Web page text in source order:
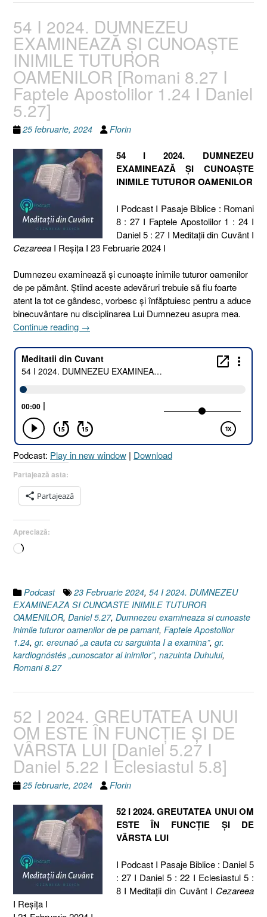
54 I 2024. DUMNEZEU
EXAMINEAZĂ ȘI CUNOAȘTE
INIMILE TUTUROR
OAMENILOR [Romani 8.27 I
Faptele Apostolilor 1.24 I Daniel
5.27]
25 februarie, 2024 Florin
54 I 2024. DUMNEZEU
EXAMINEAZĂ ȘI CUNOAȘTE
INIMILE TUTUROR OAMENILOR
I Podcast I Pasaje Biblice : Romani
8 : 27 I Faptele Apostolilor 1 : 24 I
Daniel 5 : 27 I Meditaţii din Cuvânt I
Cezareea I Reşiţa I 23 Februarie 2024 I
Dumnezeu examinează și cunoaște inimile tuturor oamenilor
de pe pământ. Știind aceste adevăruri trebuie să fiu foarte
atent la tot ce gândesc, vorbesc și înfăptuiesc pentru a aduce
binecuvântare nu disciplinarea Lui Dumnezeu asupra mea.
Continue reading „54
2024.
DUMNEZEU
EXAMINEAZĂ
TUTUROR
OAMENILOR
[Romani
→
Podcast: Play in new window | Download
Partajează asta:
Partajează
Apreciază:
Încarc...
Podcast 23 Februarie 2024, 54 I 2024. DUMNEZEU
EXAMINEAZA SI CUNOASTE INIMILE TUTUROR
OAMENILOR, Daniel 5.27, Dumnezeu examineaza si cunoaste
inimile tuturor oamenilor de pe pamant, Faptele Apostolilor
1.24, gr. ereunaó „a cauta cu sarguinta I a examina”, gr.
kardiognóstés „cunoscator al inimilor”, nazuinta Duhului,
Romani 8.27
52 I 2024. GREUTATEA UNUI
OM ESTE ÎN FUNCȚIE ȘI DE
VÂRSTA LUI [Daniel 5.27 I
Daniel 5.22 I Eclesiastul 5.8]
25 februarie, 2024 Florin
52 I 2024. GREUTATEA UNUI OM
ESTE ÎN FUNCȚIE ȘI DE
VÂRSTA LUI
I Podcast I Pasaje Biblice : Daniel 5
: 27 I Daniel 5 : 22 I Eclesiastul 5 :
8 I Meditaţii din Cuvânt I Cezareea
I Reşiţa I